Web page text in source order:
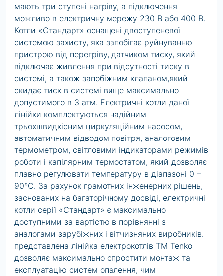
мають три ступені нагріву, а підключення
можливо в електричну мережу 230 В або 400 В.
Котли «Стандарт» оснащені двоступеневої
системою захисту, яка запобігає руйнуванню
пристрою від перегріву, датчиком тиску, який
відключає живлення при відсутності тиску в
системі, а також запобіжним клапаном,який
скидає тиск в системі вище максимально
допустимого в 3 атм. Електричні котли даної
лінійки комплектуються надійним
трьохшвидкісним циркуляційним насосом,
автоматичним відводом повітря, аналоговим
термометром, світловими індикаторами режимів
роботи і капілярним термостатом, який дозволяє
плавно регулювати температуру в діапазоні 0 –
90°С. За рахунок грамотних інженерних рішень,
заснованих на багаторічному досвіді, електричні
котли серії «Стандарт» є максимально
доступними за вартістю в порівнянні з
аналогами зарубіжних і вітчизняних виробників.
представлена лінійка електрокотлів ТМ Tenko
дозволяє максимально спростити монтаж та
експлуатацію систем опалення, чим